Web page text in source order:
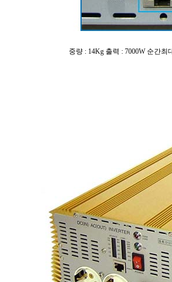
중량 : 14Kg 출력 : 7000W 순간최